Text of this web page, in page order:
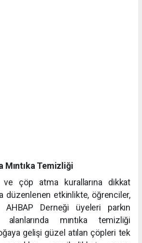
Mıntıka Temizliği
çöp atma kurallarına dikkat
düzenlenen etkinlikte, öğrenciler,
Derneği üyeleri parkın
mıntıka temizliği
gelişi güzel atılan çöpleri tek